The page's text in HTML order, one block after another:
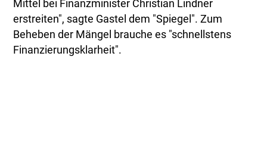
Mittel bei Finanzminister Christian Lindner
erstreiten", sagte Gastel dem "Spiegel". Zum
Beheben der Mängel brauche es "schnellstens
Finanzierungsklarheit".